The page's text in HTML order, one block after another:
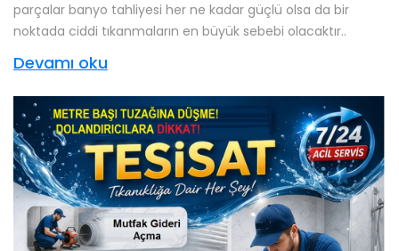
parçalar banyo tahliyesi her ne kadar güçlü olsa da bir
noktada ciddi tıkanmaların en büyük sebebi olacaktır..
Devamı oku